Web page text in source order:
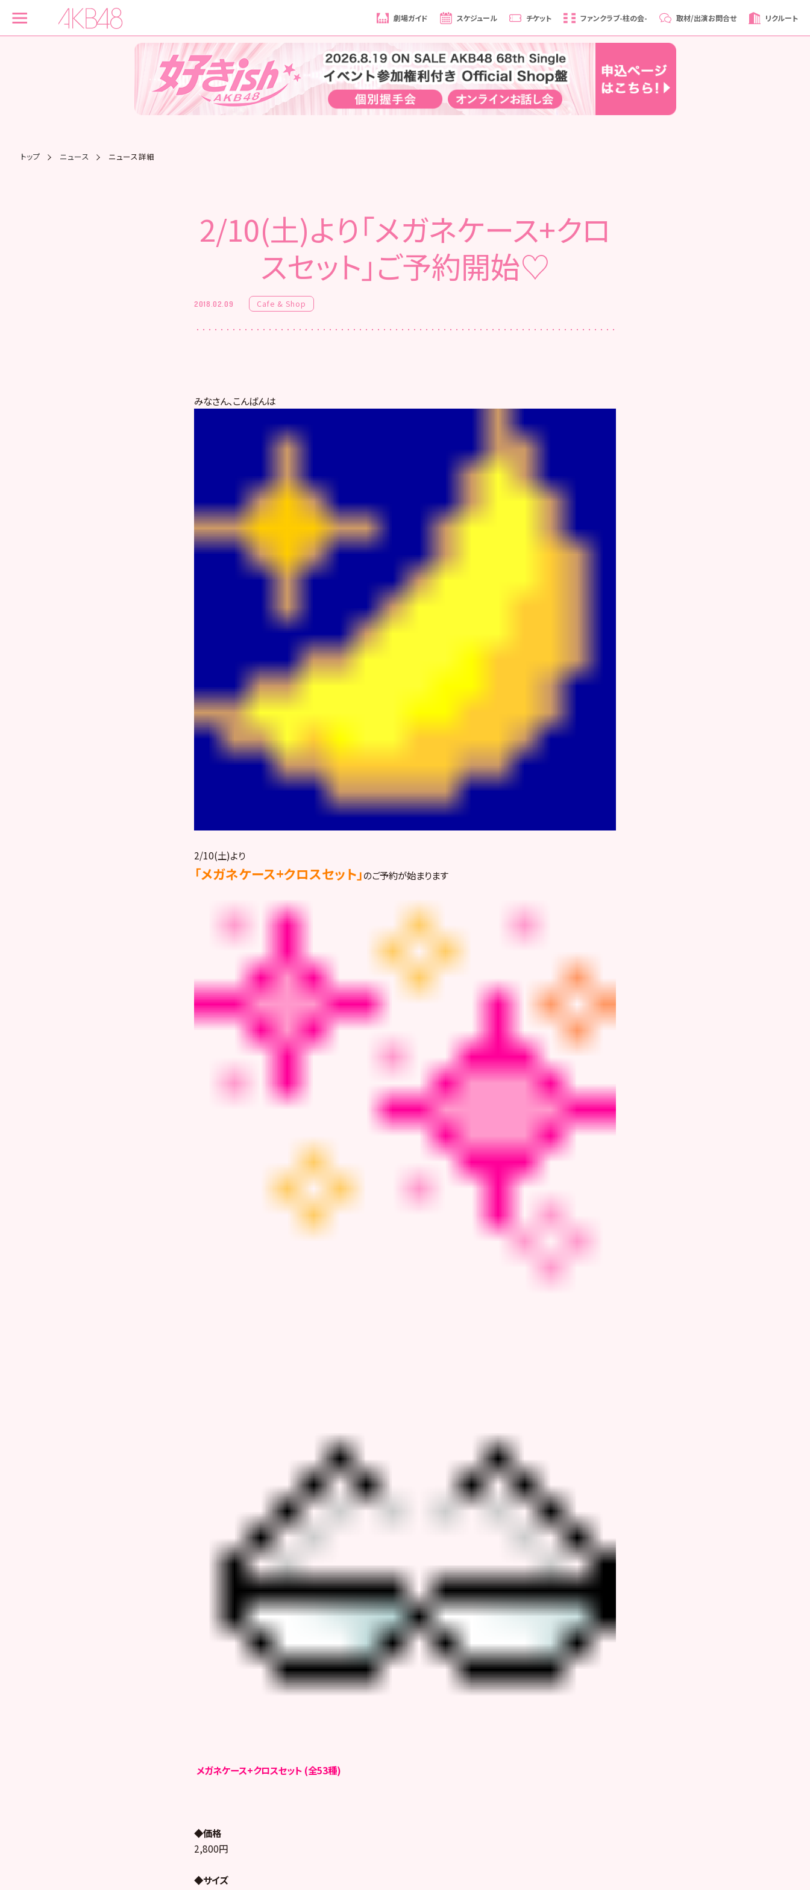
劇場ガイド スケジュール チケット ファンクラブ-柱の会- 取材/出演お問合せ リクルート
トップ ニュース ニュース詳細
2/10(土)より「メガネケース+クロ
スセット」ご予約開始♡
2018.02.09 Cafe & Shop
みなさん、こんばんは
2/10(土)より
「メガネケース+クロスセット」のご予約が始まります
メガネケース+クロスセット (全53種)
◆価格
2,800円
◆サイズ